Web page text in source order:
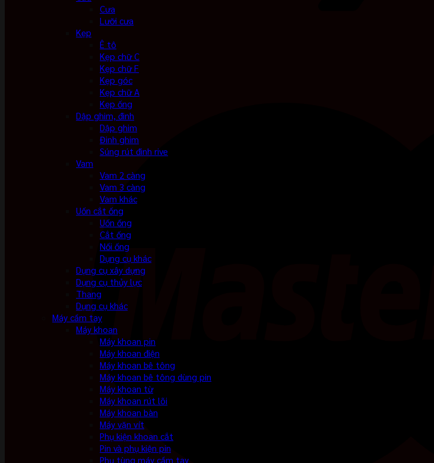
Cưa
Lưỡi cưa
Kẹp
Ê tô
Kẹp chữ C
Kẹp chữ F
Kẹp góc
Kẹp chữ A
Kẹp ống
Dập ghim, đinh
Dập ghim
Đinh ghim
Súng rút đinh rive
Vam
Vam 2 càng
Vam 3 càng
Vam khác
Uốn cắt ống
Uốn ống
Cắt ống
Nối ống
Dụng cụ khác
Dụng cụ xây dựng
Dụng cụ thủy lực
Thang
Dụng cụ khác
Máy cầm tay
Máy khoan
Máy khoan pin
Máy khoan điện
Máy khoan bê tông
Máy khoan bê tông dùng pin
Máy khoan từ
Máy khoan rút lõi
Máy khoan bàn
Máy vặn vít
Phụ kiện khoan cắt
Pin và phụ kiện pin
Phụ tùng máy cầm tay